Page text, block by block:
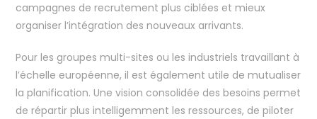
campagnes de recrutement plus ciblées et mieux
organiser l’intégration des nouveaux arrivants.
Pour les groupes multi-sites ou les industriels travaillant à
l’échelle européenne, il est également utile de mutualiser
la planification. Une vision consolidée des besoins permet
de répartir plus intelligemment les ressources, de piloter